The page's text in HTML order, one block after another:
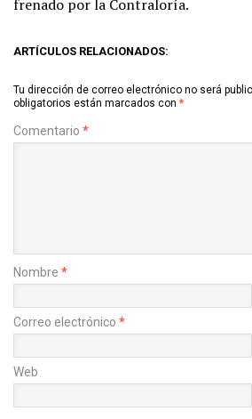
frenado por la Contraloría.
ARTÍCULOS RELACIONADOS:
Tu dirección de correo electrónico no será
obligatorios están marcados con *
Comentario *
Nombre *
Correo electrónico *
Web